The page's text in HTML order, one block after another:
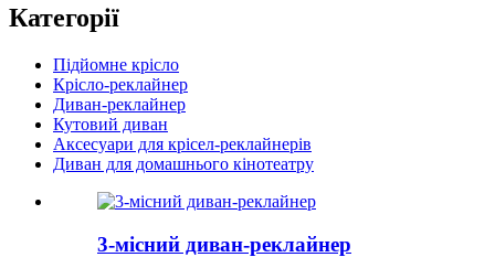
Категорії
Підйомне крісло
Крісло-реклайнер
Диван-реклайнер
Кутовий диван
Аксесуари для крісел-реклайнерів
Диван для домашнього кінотеатру
3-місний диван-реклайнер